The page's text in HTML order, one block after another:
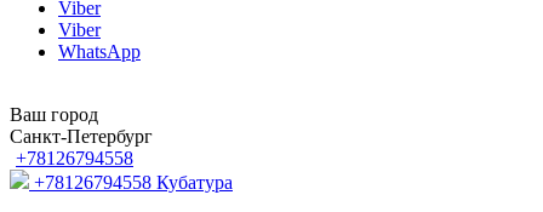
Viber
Viber
WhatsApp
Ваш город
Санкт-Петербург
+78126794558
+78126794558 Кубатура